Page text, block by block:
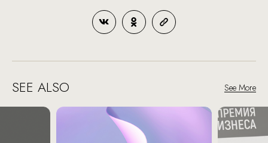
SEE ALSO See More